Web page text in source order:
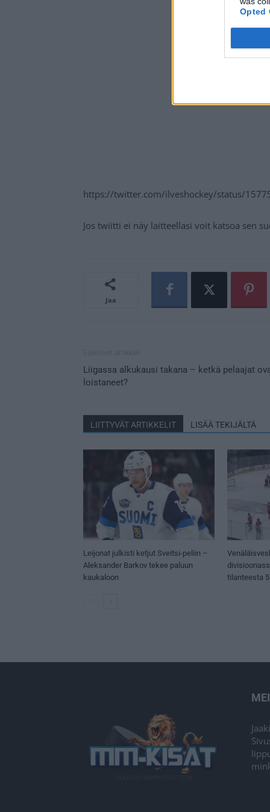
Opted
https://twitter.com/ilveshockey/status/
Jos twiitti ei näy laitteellasi voit katsoa sen
Jaa
Liigassa alkukausi takana – ketkä pelaajat
loistaneet?
LIITTYVÄT ARTIKKELIT LISÄÄ TEKIJÄLTÄ
Leijonat julkisti ketjut Sveitsi-peliin –
Aleksander Barkov tekee paluun
kaukaloon
tilanteesta